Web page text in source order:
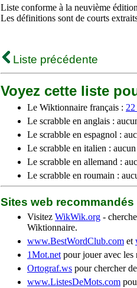
Liste conforme à la neuvième
Les définitions sont de courts
Liste précédente
Voyez cette liste
Le Wiktionnaire français :
Le scrabble en anglais :
Le scrabble en espagnol :
Le scrabble en italien :
Le scrabble en allemand :
Le scrabble en roumain :
Sites web recommandés
Visitez WikWik.org -
Wiktionnaire.
www.BestWordClub.com et
1Mot.net pour jouer avec les
Ortograf.ws pour chercher
www.ListesDeMots.com